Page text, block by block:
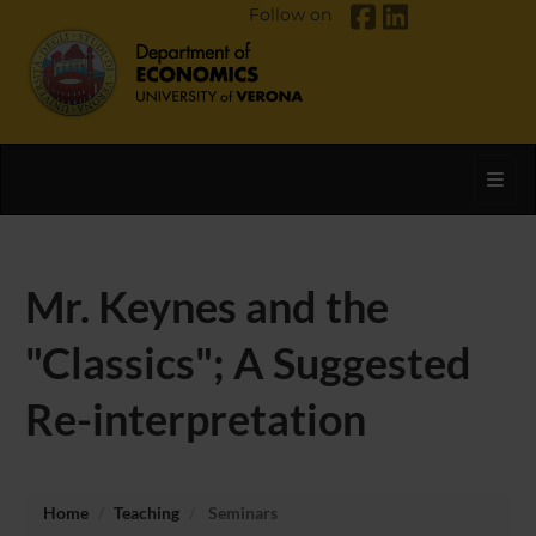
Follow on
Mr. Keynes and the
"Classics"; A Suggested
Re-interpretation
Home Teaching Seminars